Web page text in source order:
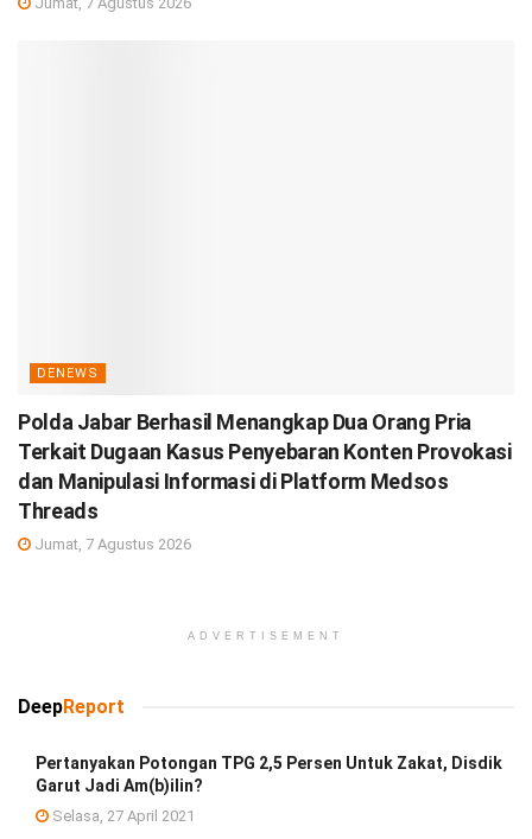
DENEWS
Polda Jabar Berhasil Menangkap Dua Orang Pria
Terkait Dugaan Kasus Penyebaran Konten Provokasi
dan Manipulasi Informasi di Platform Medsos
Threads
Jumat, 7 Agustus 2026
ADVERTISEMENT
DeepReport
Pertanyakan Potongan TPG 2,5 Persen Untuk Zakat, Disdik
Garut Jadi Am(b)ilin?
Selasa, 27 April 2021